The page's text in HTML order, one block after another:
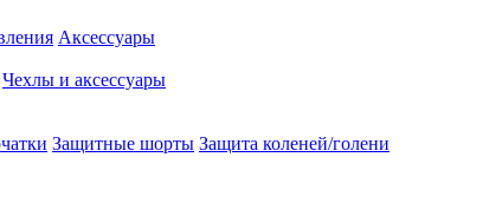
Аксессуары
Чехлы и аксессуары
Защитные шорты Защита коленей/голени